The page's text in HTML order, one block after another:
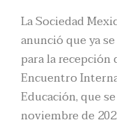
La Sociedad
anunció que ya
para la
Encuentro
Educación, que
noviembre de